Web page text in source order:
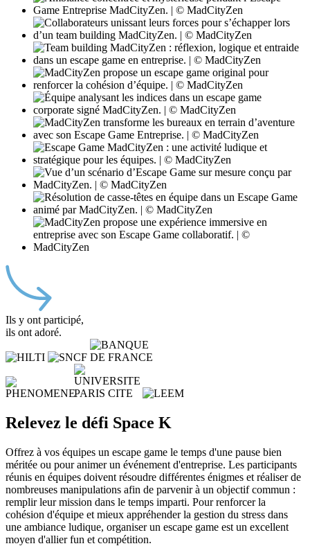
Ils y ont participé,
ils ont adoré.
Relevez le défi Space K
Offrez à vos équipes un escape game le temps d'une pause bien
méritée ou pour animer un événement d'entreprise. Les participants
réunis en équipes doivent résoudre différentes énigmes et réaliser de
nombreuses manipulations afin de parvenir à un objectif commun :
remplir leur mission dans le temps imparti. Pour renforcer la
cohésion d'équipe et mieux appréhender la gestion du stress dans
une ambiance ludique, organiser un escape game est un excellent
moyen d'allier fun et compétition.